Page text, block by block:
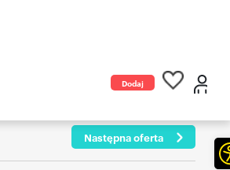
Dodaj
Następna oferta